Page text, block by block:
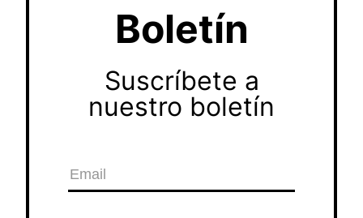
Boletín
Suscríbete a
nuestro boletín